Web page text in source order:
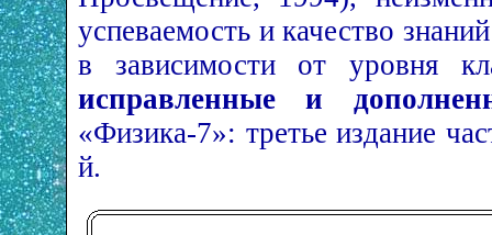
успеваемость и качество
в зависимости от уровня
исправленные и
«Физика-7»: третье издание
й.